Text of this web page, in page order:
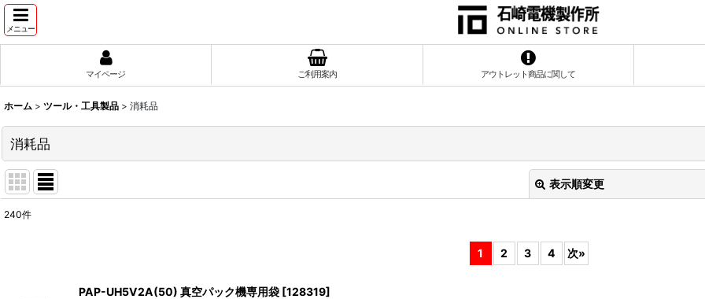
メニュー
マイページ ご利用案内 アウトレット商品に関して
ホーム > ツール・工具製品 > 消耗品
消耗品
表示順変更
240件
1 2 3 4 次»
PAP-UH5V2A(50) 真空パック機専用袋 [128319]